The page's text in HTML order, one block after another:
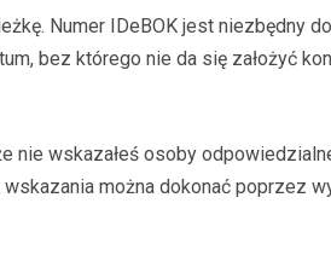
Numer IDeBOK jest niezbędny
bez którego nie da się założyć
nie wskazałeś osoby
można dokonać poprzez